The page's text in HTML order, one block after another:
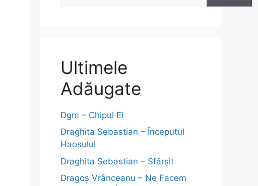
Ultimele
Adăugate
Dgm – Chipul Ei
Draghita Sebastian – Începutul
Haosului
Draghita Sebastian – Sfârșit
Dragoş Vrânceanu – Ne Facem